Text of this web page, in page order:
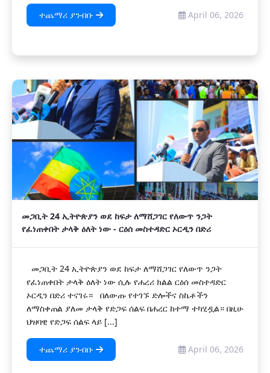
ተጨማሪ ያንብቡ April 06, 2026
መጋቢት 24 ኢትዮጵያን ወደ ከፍታ ለማሸጋገር የለውጥ ንጋት
የፈነጠቀበት ታላቅ ዕለት ነው - ርዕሰ መስተዳድር ኦርዲን በድሪ
መጋቢት 24 ኢትዮጵያን ወደ ከፍታ ለማሸጋገር የለውጥ ንጋት
የፈነጠቀበት ታላቅ ዕለት ነው ሲሉ የሐረሪ ክልል ርዕሰ መስተዳድር
ኦርዲን በድሪ ተናገሩ። በለውጡ የተገኙ ድሎችና ስኬቶችን
ለማስቀጠል ያለመ ታላቅ የድጋፍ ሰልፍ በሐረር ከተማ ተካሂዷል። በዚሁ
ህዝባዊ የድጋፍ ሰልፍ ላይ [...]
ተጨማሪ ያንብቡ April 06, 2026